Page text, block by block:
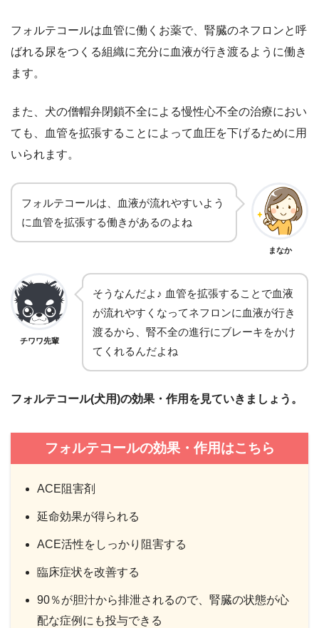
フォルテコールは血管に働くお薬で、腎臓のネフロンと呼
ばれる尿をつくる組織に充分に血液が行き渡るように働き
ます。
また、犬の僧帽弁閉鎖不全による慢性心不全の治療におい
ても、血管を拡張することによって血圧を下げるために用
いられます。
フォルテコールは、血液が流れやすいよう
に血管を拡張する働きがあるのよね
まなか
チワワ先輩
そうなんだよ♪ 血管を拡張することで血液
が流れやすくなってネフロンに血液が行き
渡るから、腎不全の進行にブレーキをかけ
てくれるんだよね
フォルテコール(犬用)の効果・作用を見ていきましょう。
フォルテコールの効果・作用はこちら
ACE阻害剤
延命効果が得られる
ACE活性をしっかり阻害する
臨床症状を改善する
90％が胆汁から排泄されるので、腎臓の状態が心
配な症例にも投与できる